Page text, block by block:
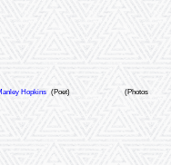
Hopkins (Poet)
(Photos